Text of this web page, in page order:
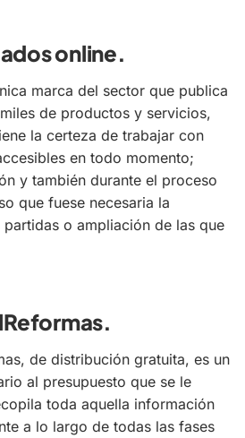
online.
marca del sector que publica
de productos y servicios,
la certeza de trabajar con
en todo momento;
y también durante el proceso
que fuese necesaria la
o ampliación de las que
de distribución gratuita, es un
al presupuesto que se le
toda aquella información
a lo largo de todas las fases